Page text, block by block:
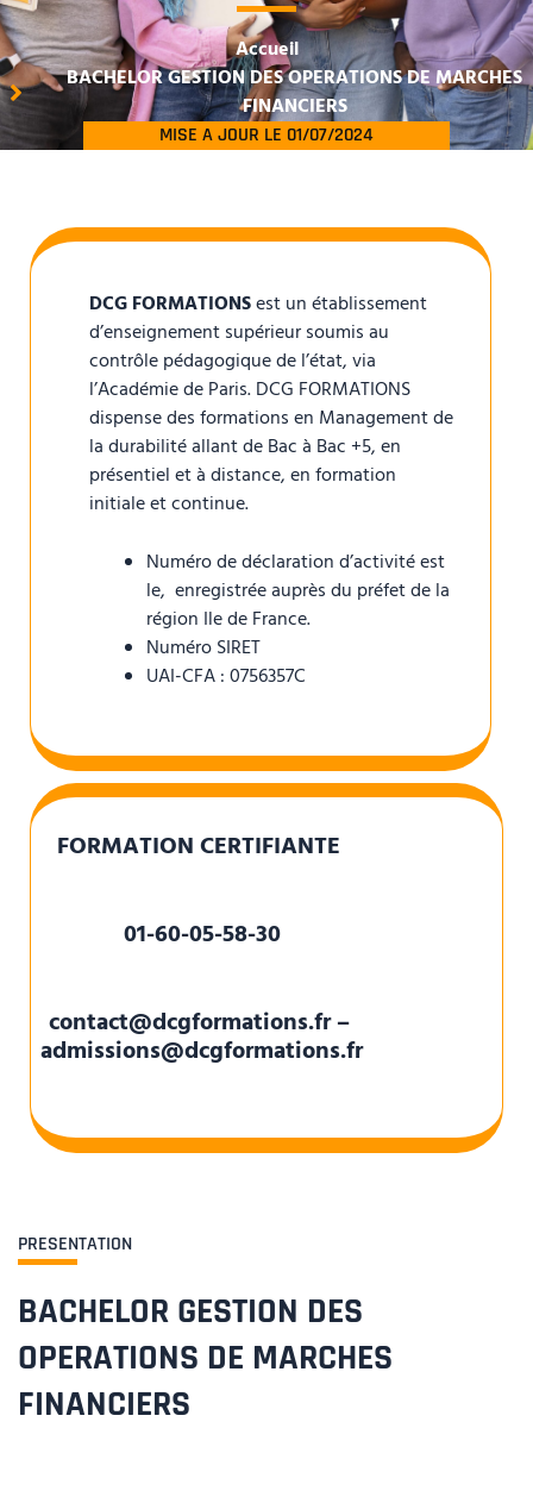
Accueil
BACHELOR GESTION DES OPERATIONS DE MARCHES
FINANCIERS
MISE A JOUR LE 01/07/2024
DCG FORMATIONSest un établissement
d’enseignement supérieur soumis au
contrôle pédagogique de l’état, via
l’Académie de Paris. DCG FORMATIONS
dispense des formations en Management de
la durabilité allant de Bac à Bac +5, en
présentiel et à distance, en formation
initiale et continue.
Numéro de déclaration d’activité est
le, enregistrée auprès du préfet de la
région Ile de France.
Numéro SIRET
UAI-CFA : 0756357C
FORMATION CERTIFIANTE
01-60-05-58-30
contact@dcgformations.fr –
admissions@dcgformations.fr
PRESENTATION
BACHELOR GESTION DES
OPERATIONS DE MARCHES
FINANCIERS